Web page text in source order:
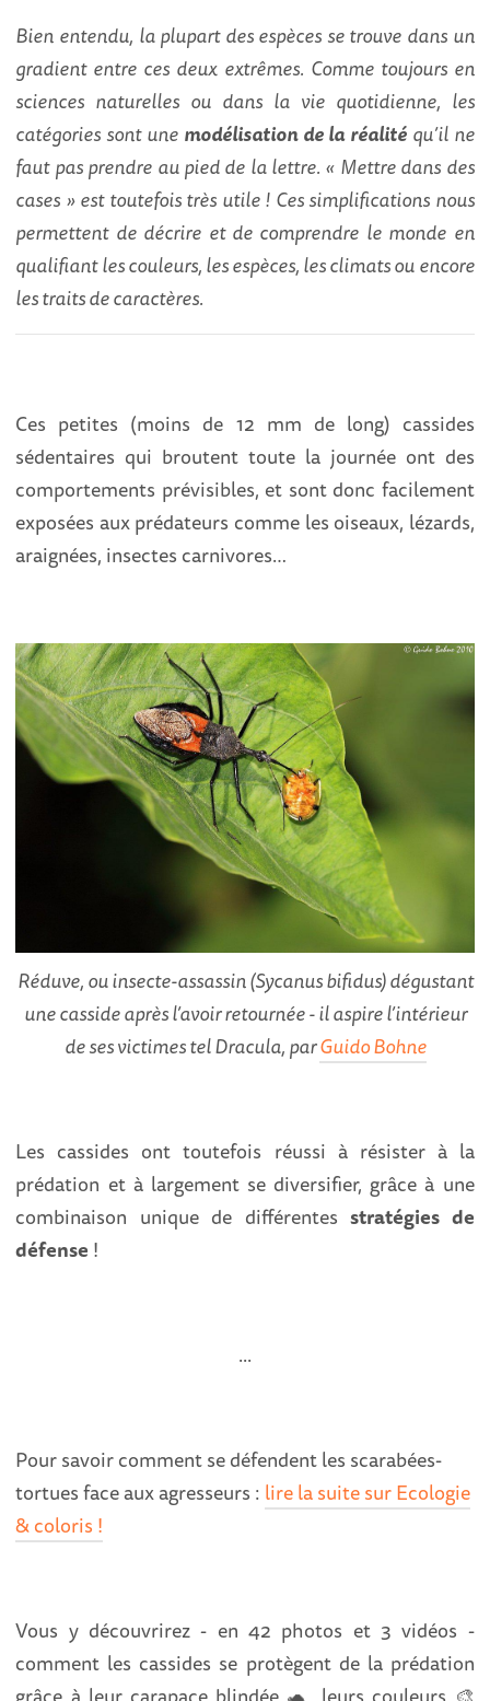
Bien entendu, la plupart des espèces se trouve dans un
gradient entre ces deux extrêmes. Comme toujours en
sciences naturelles ou dans la vie quotidienne, les
catégories sont une modélisation de la réalité qu’il ne
faut pas prendre au pied de la lettre. « Mettre dans des
cases » est toutefois très utile ! Ces simplifications nous
permettent de décrire et de comprendre le monde en
qualifiant les couleurs, les espèces, les climats ou encore
les traits de caractères.
Ces petites (moins de 12 mm de long) cassides
sédentaires qui broutent toute la journée ont des
comportements prévisibles, et sont donc facilement
exposées aux prédateurs comme les oiseaux, lézards,
araignées, insectes carnivores…
Réduve, ou insecte-assassin (Sycanus bifidus) dégustant
une casside après l’avoir retournée - il aspire l’intérieur
de ses victimes tel Dracula, parGuido Bohne
Les cassides ont toutefois réussi à résister à la
prédation et à largement se diversifier, grâce à une
combinaison unique de différentesstratégies de
défense !
...
Pour savoir comment se défendent les scarabées-
tortues face aux agresseurs : lire la suite sur Ecologie
& coloris !
Vous y découvrirez - en 42 photos et 3 vidéos -
comment les cassides se protègent de la prédation